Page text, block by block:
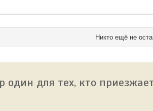
Никто ещё не
один для тех, кто